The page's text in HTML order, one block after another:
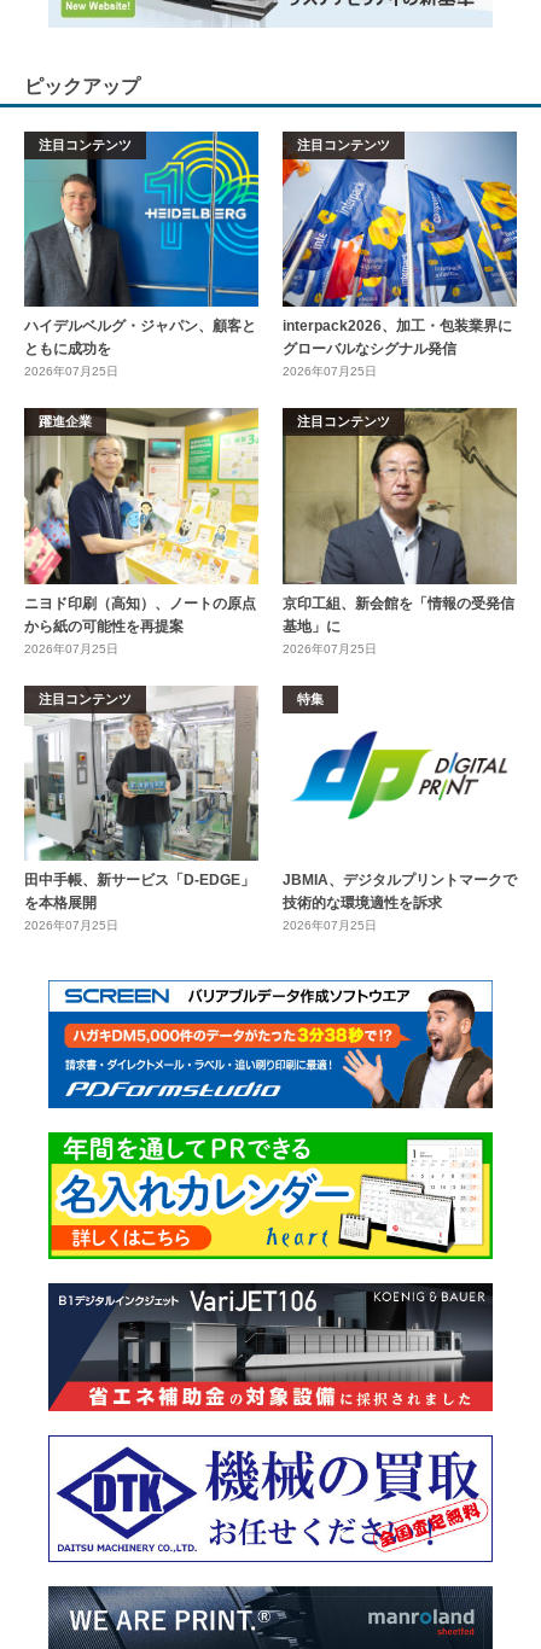
ピックアップ
注目コンテンツ
ハイデルベルグ・ジャパン、顧客と
ともに成功を
2026年07月25日
注目コンテンツ
interpack2026、加工・包装業界に
グローバルなシグナル発信
2026年07月25日
躍進企業
ニヨド印刷（高知）、ノートの原点
から紙の可能性を再提案
2026年07月25日
注目コンテンツ
京印工組、新会館を「情報の受発信
基地」に
2026年07月25日
注目コンテンツ
田中手帳、新サービス「D-EDGE」
を本格展開
2026年07月25日
特集
JBMIA、デジタルプリントマークで
技術的な環境適性を訴求
2026年07月25日